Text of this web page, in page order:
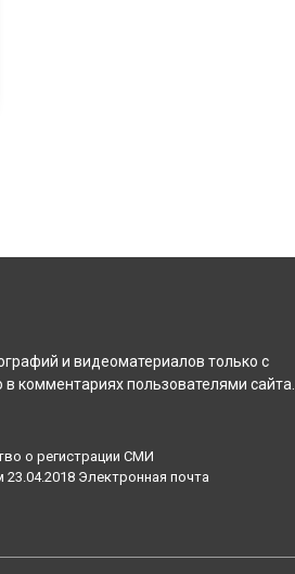
и видеоматериалов только с
комментариях пользователями сайта.
о регистрации СМИ
Электронная почта